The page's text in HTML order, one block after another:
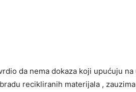
da nema dokaza koji upućuju
recikliranih materijala ,